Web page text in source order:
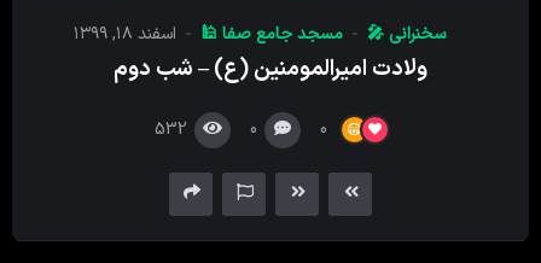
سخنرانی 🎤 مسجد جامع صفا 🕌 اسفند ۱۸, ۱۳۹۹
ولادت امیرالمومنین (ع) – شب دوم
0
0
532